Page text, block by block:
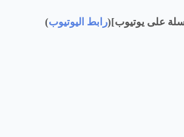
على يوتيوب](رابط اليوتيوب)